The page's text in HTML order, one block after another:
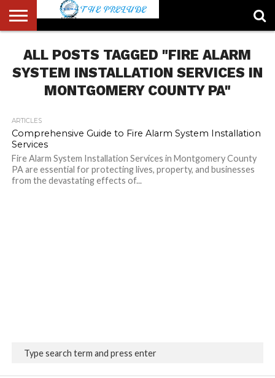
US
ACCOUNT
AUTHORS
LIST
FULL-
WIDTH
PAGE
HOME
LATEST
NEWS
LOGIN
LOGOUT
MEMBERS
PASSWORD
RESET
REGISTER
SAMPLE
PAGE
TYPOGRAPHY
USER
ALL POSTS TAGGED "FIRE ALARM
SYSTEM INSTALLATION SERVICES IN
MONTGOMERY COUNTY PA"
ARTICLES
Comprehensive Guide to Fire Alarm System Installation
Services
Fire Alarm System Installation Services in Montgomery County
PA are essential for protecting lives, property, and businesses
from the devastating effects of...